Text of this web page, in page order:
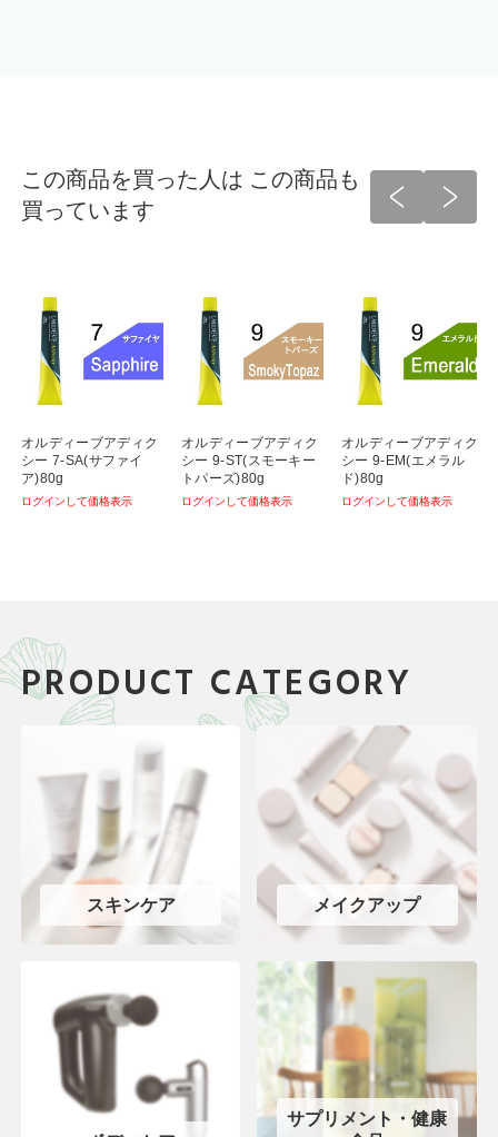
この商品を買った人は この商品も
買っています
オルディーブアディク
シー 7-SA(サファイ
ア)80g
ログインして価格表示
オルディーブアディク
シー 9-ST(スモーキー
トパーズ)80g
ログインして価格表示
オルディーブアディク
シー 9-EM(エメラル
ド)80g
ログインして価格表示
PRODUCT CATEGORY
スキンケア メイクアップ
サプリメント・健康